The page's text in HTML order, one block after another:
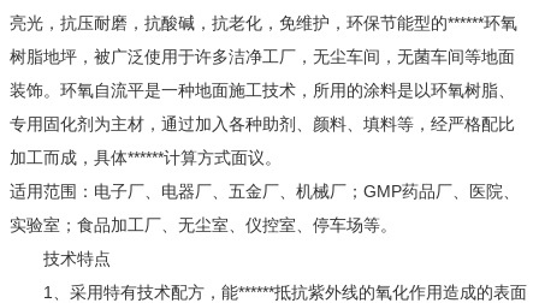
亮光，抗压耐磨，抗酸碱，抗老化，免维护，环保节能型的******环氧
树脂地坪，被广泛使用于许多洁净工厂，无尘车间，无菌车间等地面
装饰。环氧自流平是一种地面施工技术，所用的涂料是以环氧树脂、
专用固化剂为主材，通过加入各种助剂、颜料、填料等，经严格配比
加工而成，具体******计算方式面议。
适用范围：电子厂、电器厂、五金厂、机械厂；GMP药品厂、医院、
实验室；食品加工厂、无尘室、仪控室、停车场等。
技术特点
1、采用特有技术配方，能******抵抗紫外线的氧化作用造成的表面